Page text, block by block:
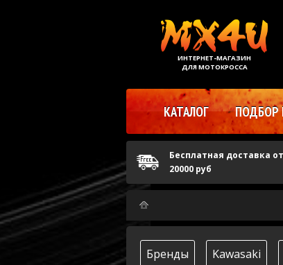
Бренды Kawasaki
ИНТЕРНЕТ-МАГАЗИН
ДЛЯ МОТОКРОССА
КАТАЛОГ ПОДБОР
Бесплатная доставка от
20000 руб